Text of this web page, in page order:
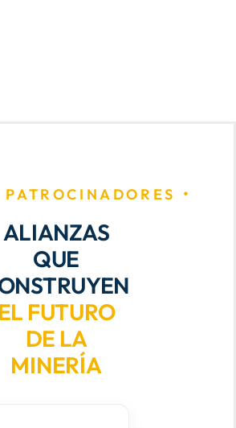
PATROCINADORES
ALIANZAS
QUE
EL FUTURO
DE LA
MINERÍA